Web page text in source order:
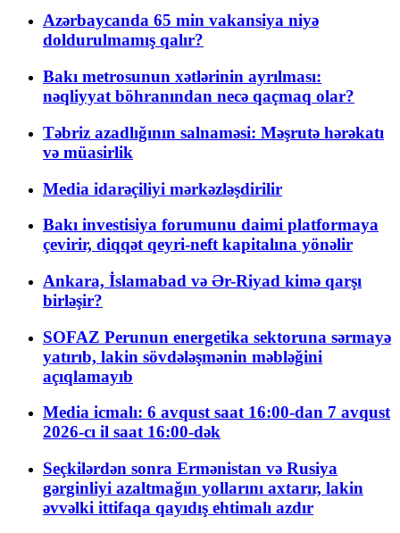
Azərbaycanda 65 min vakansiya niyə
doldurulmamış qalır?
Bakı metrosunun xətlərinin ayrılması:
nəqliyyat böhranından necə qaçmaq olar?
Təbriz azadlığının salnaməsi: Məşrutə hərəkatı
və müasirlik
Media idarəçiliyi mərkəzləşdirilir
Bakı investisiya forumunu daimi platformaya
çevirir, diqqət qeyri-neft kapitalına yönəlir
Ankara, İslamabad və Ər-Riyad kimə qarşı
birləşir?
SOFAZ Perunun energetika sektoruna sərmayə
yatırıb, lakin sövdələşmənin məbləğini
açıqlamayıb
Media icmalı: 6 avqust saat 16:00-dan 7 avqust
2026-cı il saat 16:00-dək
Seçkilərdən sonra Ermənistan və Rusiya
gərginliyi azaltmağın yollarını axtarır, lakin
əvvəlki ittifaqa qayıdış ehtimalı azdır